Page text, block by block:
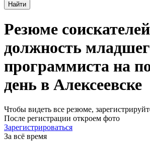
Найти
Резюме
должность
программиста на
день в Алексеевске
Чтобы видеть все резюме,
После регистрации откроем фото
Зарегистрироваться
За всё время